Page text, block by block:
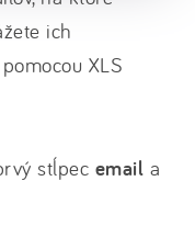
ich
XLS
stĺpec email a